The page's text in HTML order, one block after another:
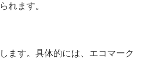
れます。
ます。具体的には、エコマーク